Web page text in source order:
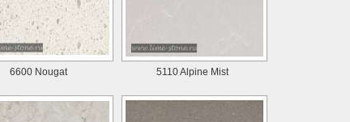
6600 Nougat 5110 Alpine Mist